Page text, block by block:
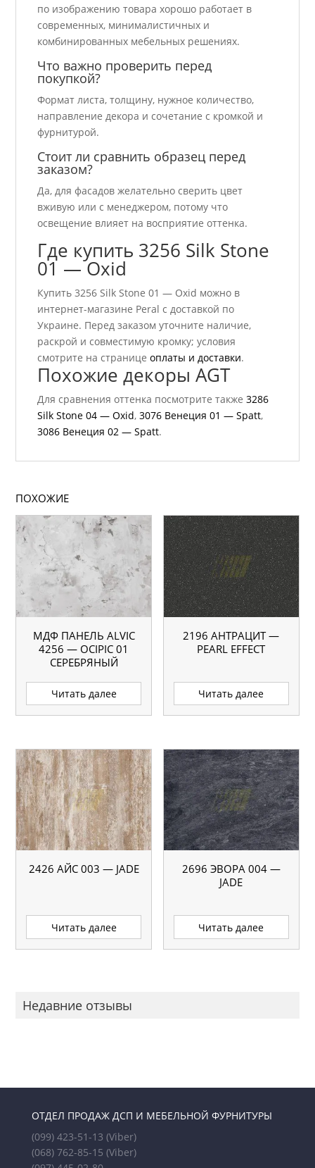
по изображению товара хорошо работает в
современных, минималистичных и
комбинированных мебельных решениях.
Что важно проверить перед
покупкой?
Формат листа, толщину, нужное количество,
направление декора и сочетание с кромкой и
фурнитурой.
Стоит ли сравнить образец перед
заказом?
Да, для фасадов желательно сверить цвет
вживую или с менеджером, потому что
освещение влияет на восприятие оттенка.
Где купить 3256 Silk Stone
01 — Oxid
Купить 3256 Silk Stone 01 — Oxid можно в
интернет-магазине Peral с доставкой по
Украине. Перед заказом уточните наличие,
раскрой и совместимую кромку; условия
смотрите на страницеоплаты и доставки.
Похожие декоры AGT
Для сравнения оттенка посмотрите также3286
Silk Stone 04 — Oxid,3076 Венеция 01 — Spatt,
3086 Венеция 02 — Spatt.
ПОХОЖИЕ
МДФ ПАНЕЛЬ ALVIC
4256 — ОСІРІС 01
СЕРЕБРЯНЫЙ
Читать далее
2196 АНТРАЦИТ —
PEARL EFFECT
Читать далее
2426 АЙС 003 — JADE
Читать далее
2696 ЭВОРА 004 —
JADE
Читать далее
Недавние отзывы
ОТДЕЛ ПРОДАЖ ДСП И МЕБЕЛЬНОЙ ФУРНИТУРЫ
(099) 423-51-13 (Viber)
(068) 762-85-15 (Viber)